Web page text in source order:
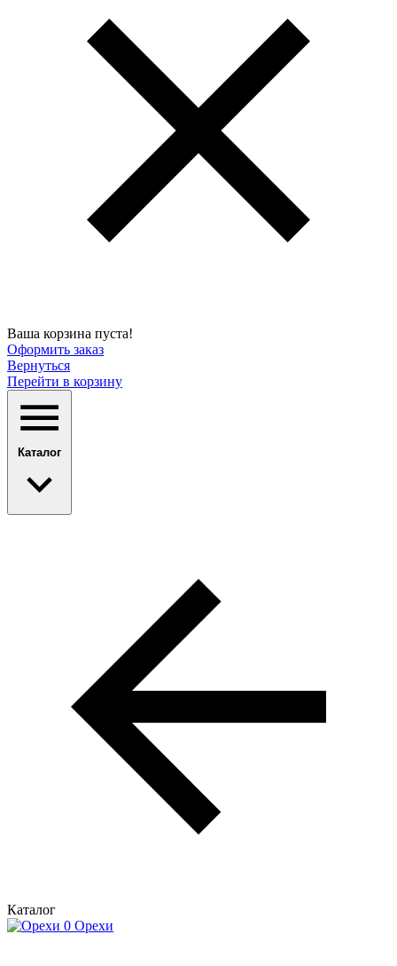
Ваша корзина пуста!
Оформить заказ
Вернуться
Перейти в корзину
Каталог
Каталог
Орехи